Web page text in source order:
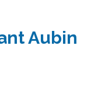
Aubin